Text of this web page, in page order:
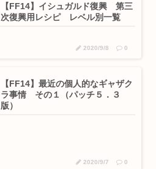
【FF14】イシュガルド復興 第三
次復興用レシピ レベル別一覧
2020/9/8 0
【FF14】最近の個人的なギャザク
ラ事情 その１（パッチ５．３
版）
2020/9/7 0